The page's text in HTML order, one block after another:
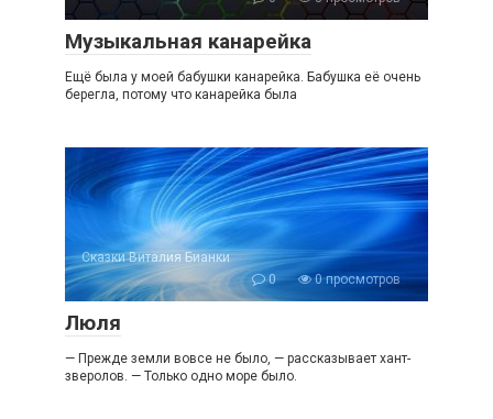
Музыкальная канарейка
Ещё была у моей бабушки канарейка. Бабушка её очень
берегла, потому что канарейка была
Сказки Виталия Бианки
0
0 просмотров
Люля
— Прежде земли вовсе не было, — рассказывает хант-
зверолов. — Только одно море было.